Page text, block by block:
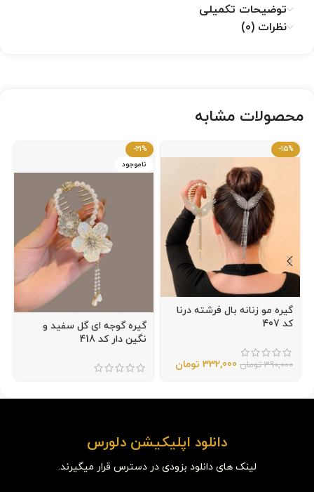
توضیحات تکمیلی
نظرات (0)
محصولات مشابه
-15%
گیره مو زنانه بال فرشته درنا
کد 407
390,000 تومان 332,000 تومان
-21%
ناموجود
گیره گوجه ای گل سفید و
نگین دار کد 418
دانلود اپلیکیشن دلورس
لینک های دانلود بزودی در دسترس قرار میگیرند.